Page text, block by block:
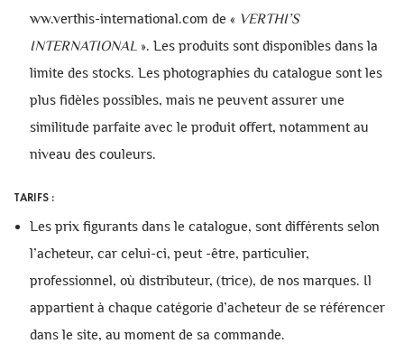
ww.verthis-international.com de « VERTHI’S
INTERNATIONAL ». Les produits sont disponibles dans la
limite des stocks. Les photographies du catalogue sont les
plus fidèles possibles, mais ne peuvent assurer une
similitude parfaite avec le produit offert, notamment au
niveau des couleurs.
TARIFS :
Les prix figurants dans le catalogue, sont différents selon
l’acheteur, car celui-ci, peut -être, particulier,
professionnel, où distributeur, (trice), de nos marques. Il
appartient à chaque catégorie d’acheteur de se référencer
dans le site, au moment de sa commande.